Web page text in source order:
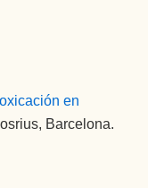
en
Barcelona.